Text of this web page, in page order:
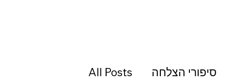
All Posts סיפורי הצלחה